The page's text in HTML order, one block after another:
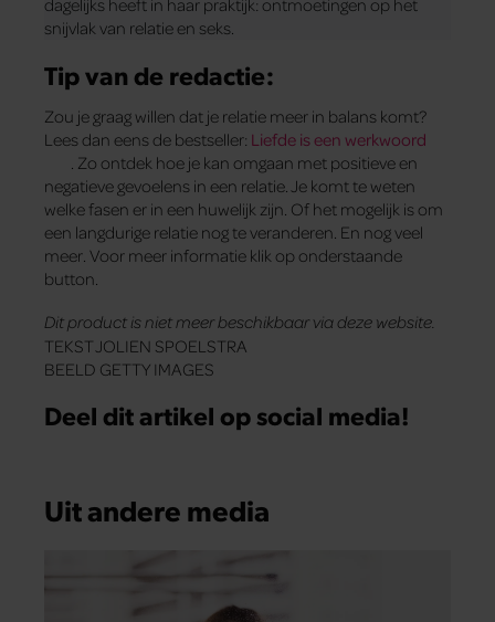
dagelijks heeft in haar praktijk: ontmoetingen op het
snijvlak van relatie en seks.
Tip van de redactie:
Zou je graag willen dat je relatie meer in balans komt?
Lees dan eens de bestseller: Liefde is een werkwoord
. Zo ontdek hoe je kan omgaan met positieve en
negatieve gevoelens in een relatie. Je komt te weten
welke fasen er in een huwelijk zijn. Of het mogelijk is om
een langdurige relatie nog te veranderen. En nog veel
meer. Voor meer informatie klik op onderstaande
button.
Dit product is niet meer beschikbaar via deze website.
TEKST JOLIEN SPOELSTRA
BEELD GETTY IMAGES
Deel dit artikel op social media!
Uit andere media